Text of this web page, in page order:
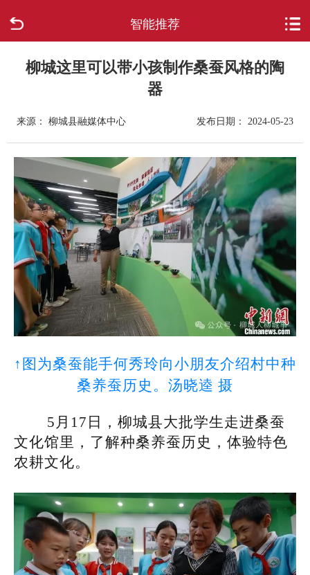
智能推荐
走进柳城
政府信息公开
网上办事
互动回应
数据专题
柳城这里可以带小孩制作桑蚕风格的陶
器
来源： 柳城县融媒体中心 发布日期： 2024-05-23
↑图为桑蚕能手何秀玲向小朋友介绍村中种
桑养蚕历史。汤晓逵 摄
5月17日，柳城县大批学生走进桑蚕
文化馆里，了解种桑养蚕历史，体验特色
农耕文化。